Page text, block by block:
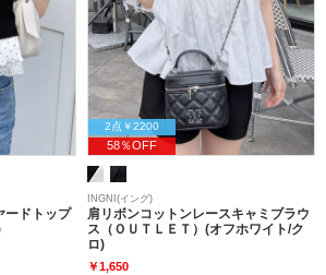
ードトップ
2点￥2200
58％OFF
INGNI(イング)
肩リボンコットンレースキャミブラウ
ス（ＯＵＴＬＥＴ）(オフホワイト/ク
ロ)
￥1,650